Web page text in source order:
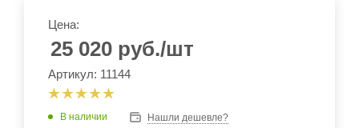
Цена:
25 020 руб./шт
Артикул: 11144
В наличии Нашли дешевле?